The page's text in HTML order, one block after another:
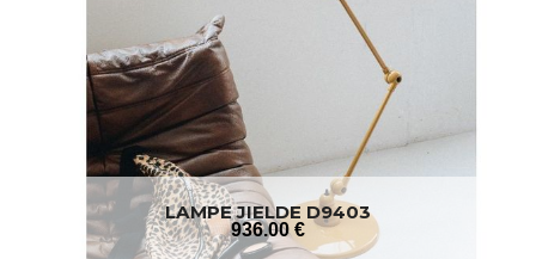
LAMPE JIELDE D9403
936.00 €